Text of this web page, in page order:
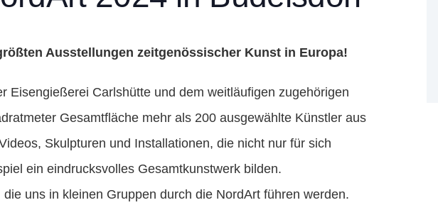
Ausstellungen zeitgenössischer Kunst in Europa!
Eisengießerei Carlshütte und dem weitläufigen zugehörigen
Gesamtfläche mehr als 200 ausgewählte Künstler aus
Skulpturen und Installationen, die nicht nur für sich
ein eindrucksvolles Gesamtkunstwerk bilden.
uns in kleinen Gruppen durch die NordArt führen werden.